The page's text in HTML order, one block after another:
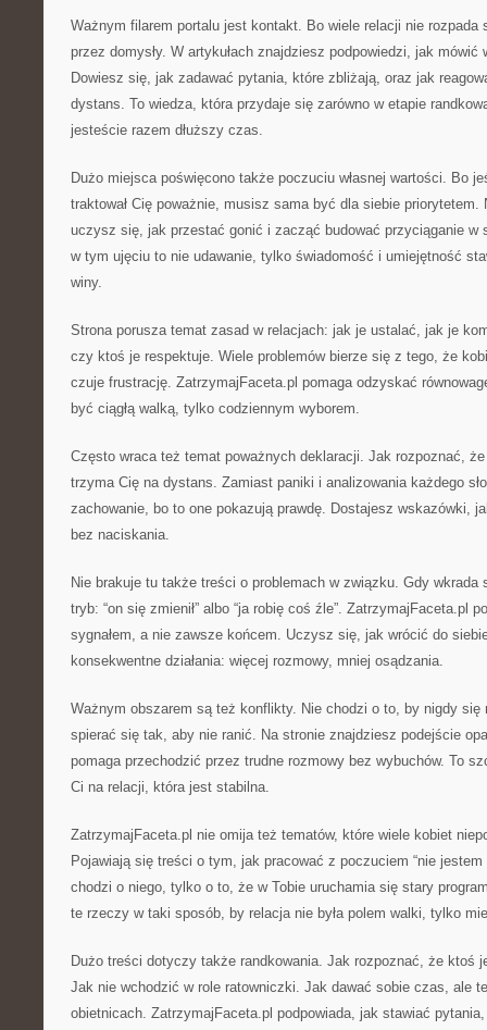
Ważnym filarem portalu jest kontakt. Bo wiele relacji nie
przez domysły. W artykułach znajdziesz podpowiedzi, jak mówić
Dowiesz się, jak zadawać pytania, które zbliżają, oraz jak
dystans. To wiedza, która przydaje się zarówno w etapie
jesteście razem dłuższy czas.
Dużo miejsca poświęcono także poczuciu własnej wartości. Bo
traktował Cię poważnie, musisz sama być dla siebie priorytetem.
uczysz się, jak przestać gonić i zacząć budować przyciąganie w
w tym ujęciu to nie udawanie, tylko świadomość i umiejętność
winy.
Strona porusza temat zasad w relacjach: jak je ustalać, jak je
czy ktoś je respektuje. Wiele problemów bierze się z tego, że
czuje frustrację. ZatrzymajFaceta.pl pomaga odzyskać
być ciągłą walką, tylko codziennym wyborem.
Często wraca też temat poważnych deklaracji. Jak rozpoznać,
trzyma Cię na dystans. Zamiast paniki i analizowania każdego
zachowanie, bo to one pokazują prawdę. Dostajesz wskazówki,
bez naciskania.
Nie brakuje tu także treści o problemach w związku. Gdy wkrada
tryb: “on się zmienił” albo “ja robię coś źle”. ZatrzymajFaceta.pl
sygnałem, a nie zawsze końcem. Uczysz się, jak wrócić do
konsekwentne działania: więcej rozmowy, mniej osądzania.
Ważnym obszarem są też konflikty. Nie chodzi o to, by nigdy się
spierać się tak, aby nie ranić. Na stronie znajdziesz podejście
pomaga przechodzić przez trudne rozmowy bez wybuchów. To
Ci na relacji, która jest stabilna.
ZatrzymajFaceta.pl nie omija też tematów, które wiele kobiet
Pojawiają się treści o tym, jak pracować z poczuciem “nie
chodzi o niego, tylko o to, że w Tobie uruchamia się stary
te rzeczy w taki sposób, by relacja nie była polem walki, tylko
Dużo treści dotyczy także randkowania. Jak rozpoznać, że ktoś
Jak nie wchodzić w role ratowniczki. Jak dawać sobie czas, ale
obietnicach. ZatrzymajFaceta.pl podpowiada, jak stawiać